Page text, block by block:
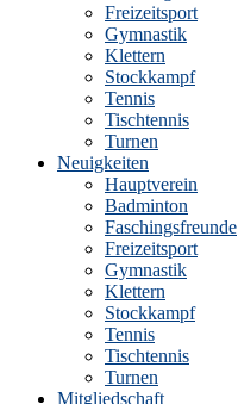
Freizeitsport
Gymnastik
Klettern
Stockkampf
Tennis
Tischtennis
Turnen
Neuigkeiten
Hauptverein
Badminton
Faschingsfreunde
Freizeitsport
Gymnastik
Klettern
Stockkampf
Tennis
Tischtennis
Turnen
Mitgliedschaft